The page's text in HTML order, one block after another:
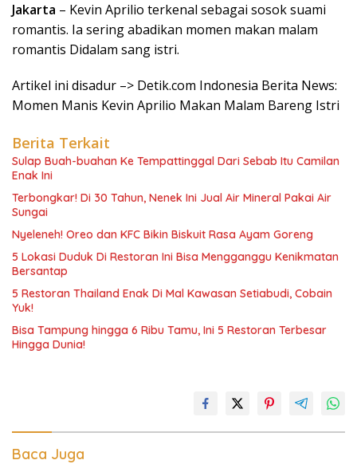
Jakarta – Kevin Aprilio terkenal sebagai sosok suami
romantis. Ia sering abadikan momen makan malam
romantis Didalam sang istri.
Artikel ini disadur –> Detik.com Indonesia Berita News:
Momen Manis Kevin Aprilio Makan Malam Bareng Istri
Berita Terkait
Sulap Buah-buahan Ke Tempattinggal Dari Sebab Itu Camilan
Enak Ini
Terbongkar! Di 30 Tahun, Nenek Ini Jual Air Mineral Pakai Air
Sungai
Nyeleneh! Oreo dan KFC Bikin Biskuit Rasa Ayam Goreng
5 Lokasi Duduk Di Restoran Ini Bisa Mengganggu Kenikmatan
Bersantap
5 Restoran Thailand Enak Di Mal Kawasan Setiabudi, Cobain
Yuk!
Bisa Tampung hingga 6 Ribu Tamu, Ini 5 Restoran Terbesar
Hingga Dunia!
Baca Juga